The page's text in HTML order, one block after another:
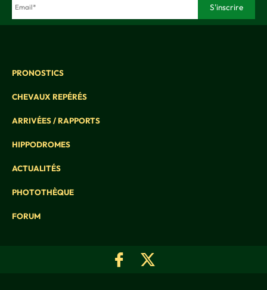
PRONOSTICS
CHEVAUX REPÉRÉS
ARRIVÉES / RAPPORTS
HIPPODROMES
ACTUALITÉS
PHOTOTHÈQUE
FORUM